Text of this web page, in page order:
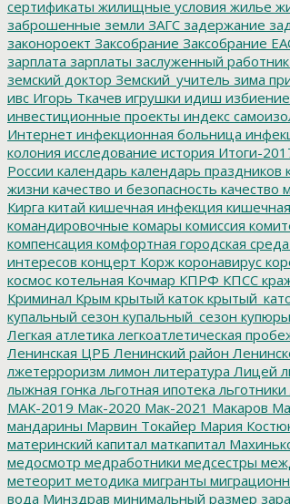
сертификаты жилищные условия жилье
заброшенные земли ЗАГС задержание
законороект Заксобрание Заксобрание
зарплата зарплаты заслуженный
земский доктор Земский_учитель зима
ивс Игорь Ткачев игрушки идиш избиение
инвестиционные проекты индекс
Интернет инфекционная больница
колония исследование история Итоги-
России календарь календарь праздников
жизни качество и безопасность качество
Кирга китай кишечная инфекция
командировочные комары комиссия
компенсация комфортная городская среда
интересов концерт Корж коронавирус
космос котельная Кочмар КПРФ КПСС
Криминал Крым крытый каток
купальный сезон купальный_сезон купюры
Легкая атлетика легкоатлетическая
Ленинская ЦРБ Ленинский район
лжетерроризм лимон литература Лицей
лыжная гонка льготная ипотека льготники
МАК-2019 Мак-2020 Мак-2021 Макаров
мандарины Марвин Токайер Мария
материнский капитал маткапитал
медосмотр медработники медсестры
метеорит методика мигранты
вода Минздрав минимальный размер